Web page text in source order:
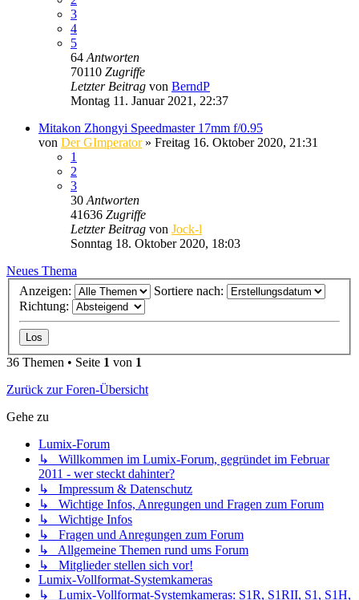
3
4
5
64 Antworten
70110 Zugriffe
Letzter Beitrag von BerndP
Montag 11. Januar 2021, 22:37
Mitakon Zhongyi Speedmaster 17mm f/0.95
von Der GImperator» Freitag 16. Oktober 2020, 21:31
1
2
3
30 Antworten
41636 Zugriffe
Letzter Beitrag von Jock-l
Sonntag 18. Oktober 2020, 18:03
Neues Thema
Anzeigen:
Sortiere nach:
Richtung:
36 Themen • Seite 1 von 1
Zurück zur Foren-Übersicht
Gehe zu
Lumix-Forum
↳ Willkommen im Lumix-Forum, gegründet im Februar
2011 - wer steckt dahinter?
↳ Impressum & Datenschutz
↳ Wichtige Infos, Anregungen und Fragen zum Forum
↳ Wichtige Infos
↳ Fragen und Anregungen zum Forum
↳ Allgemeine Themen rund ums Forum
↳ Mitglieder stellen sich vor!
Lumix-Vollformat-Systemkameras
↳ Lumix-Vollformat-Systemkameras: S1R, S1RII, S1, S1H,